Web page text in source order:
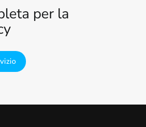
per la